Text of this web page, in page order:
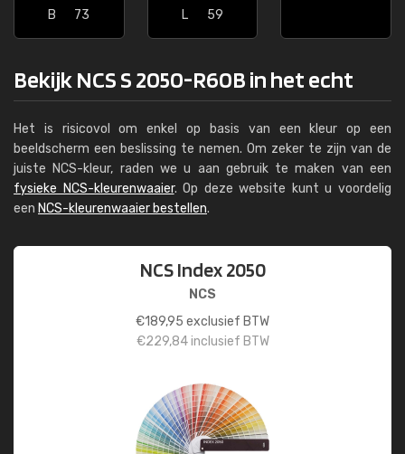
B
73
L
59
Bekijk NCS S 2050-R60B in het echt
Het is risicovol om enkel op basis van een kleur op een
beeldscherm een beslissing te nemen. Om zeker te zijn van de
juiste NCS-kleur, raden we u aan gebruik te maken van een
fysieke NCS-kleurenwaaier. Op deze website kunt u voordelig
een NCS-kleurenwaaier bestellen.
NCS Index 2050
NCS
€189,95 exclusief BTW
€229,84inclusief BTW